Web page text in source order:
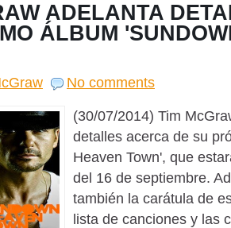
ADELANTA
ÁLBUM
No comments
(30/07/2014) Tim
detalles acerca de su
Heaven Town', que
del 16 de septiembre.
también la carátula de
lista de canciones y las